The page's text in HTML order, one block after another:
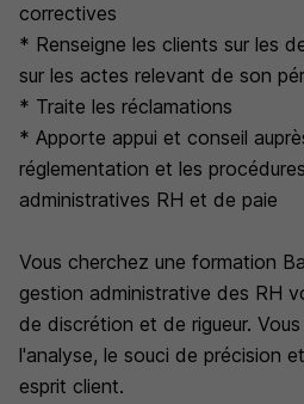
correctives
* Renseigne les clients sur les
sur les actes relevant de son
* Traite les réclamations
* Apporte appui et conseil
réglementation et les
administratives RH et de paie
Vous cherchez une formation
gestion administrative des RH
de discrétion et de rigueur.
l'analyse, le souci de précision
esprit client.